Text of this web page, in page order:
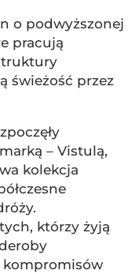
o podwyższonej
pracują
świeżość przez
– Vistulą,
kolekcja
którzy żyją
kompromisów